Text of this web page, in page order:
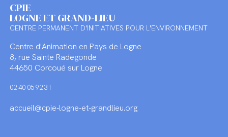
CPIE
LOGNE ET GRAND-LIEU
CENTRE PERMANENT D'INITIATIVES POUR L'ENVIRONNEMENT
Centre d'Animation en Pays de Logne
8, rue Sainte Radegonde
44650 Corcoué sur Logne
02 40 05 92 31
accueil@cpie-logne-et-grandlieu.org